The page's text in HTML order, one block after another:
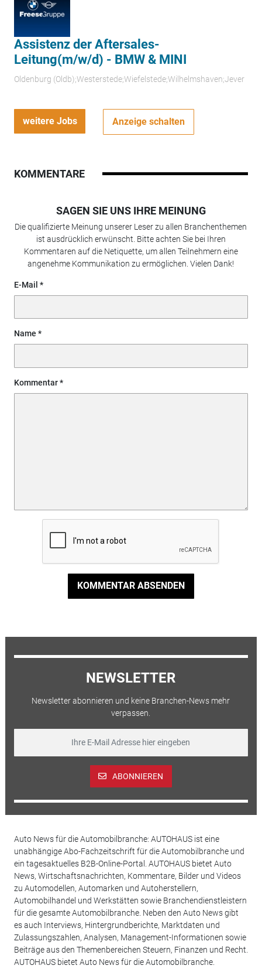
Assistenz der Aftersales-
Leitung(m/w/d) - BMW & MINI
Oldenburg (Oldb);Westerstede;Wiefelstede;Wilhelmshaven;Jever
weitere Jobs Anzeige schalten
KOMMENTARE
SAGEN SIE UNS IHRE MEINUNG
Die qualifizierte Meinung unserer Leser zu allen Branchenthemen
ist ausdrücklich erwünscht. Bitte achten Sie bei Ihren
Kommentaren auf die Netiquette, um allen Teilnehmern eine
angenehme Kommunikation zu ermöglichen. Vielen Dank!
E-Mail
Name
Kommentar
KOMMENTAR ABSENDEN
NEWSLETTER
Newsletter abonnieren und keine Branchen-News mehr
verpassen.
ABONNIEREN
Auto News für die Automobilbranche: AUTOHAUS ist eine
unabhängige Abo-Fachzeitschrift für die Automobilbranche und
ein tagesaktuelles B2B-Online-Portal. AUTOHAUS bietet Auto
News, Wirtschaftsnachrichten, Kommentare, Bilder und Videos
zu Automodellen, Automarken und Autoherstellern,
Automobilhandel und Werkstätten sowie Branchendienstleistern
für die gesamte Automobilbranche. Neben den Auto News gibt
es auch Interviews, Hintergrundberichte, Marktdaten und
Zulassungszahlen, Analysen, Management-Informationen sowie
Beiträge aus den Themenbereichen Steuern, Finanzen und Recht.
AUTOHAUS bietet Auto News für die Automobilbranche.